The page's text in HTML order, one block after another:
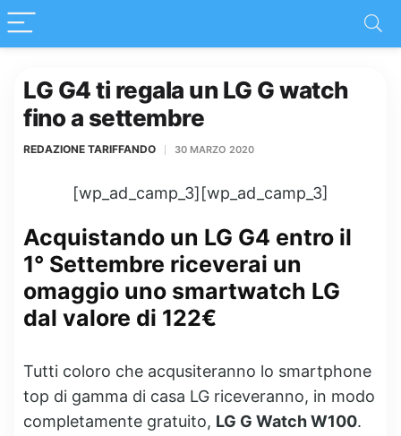
LG G4 ti regala un LG G watch
fino a settembre
REDAZIONE TARIFFANDO 30 MARZO 2020
[wp_ad_camp_3][wp_ad_camp_3]
Acquistando un LG G4 entro il
1° Settembre riceverai un
omaggio uno smartwatch LG
dal valore di 122€
Tutti coloro che acqusiteranno lo smartphone
top di gamma di casa LG riceveranno, in modo
completamente gratuito, LG G Watch W100.